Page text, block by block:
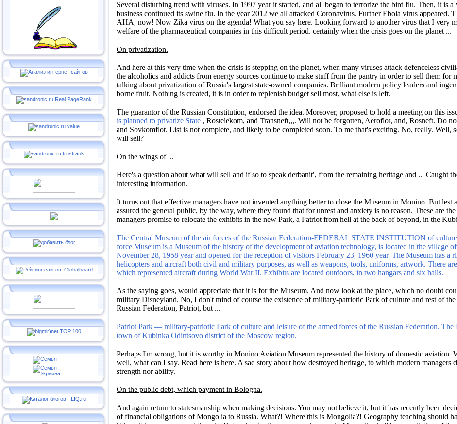
Several disturbing trend with viruses. In 1997 year it started, and all began to terrorize the bird flu. Then, it is a
business continued its swine flu. In the year 2012 we all attacked Coronavirus. Further Ebola virus appeared.
AHA, now! Now Zika virus on the agenda! What you say here. Looking forward to another virus that I very
welfare of the pharmaceutical companies in this difficult period, certainly when the crisis goes on the planet ...
On privatization.
And here at this very time when the crisis is stepping on the planet, when many viruses attack defenceless
the alcoholics and addicts from energy sources continue to make stuff from the pantry in order to sell them for
talking about privatization of Russia's largest state-owned companies. Brilliant modern policy leaders and
borne fruit. Nothing is created, it is in order to replenish budget sell most, what else is left.
The guarantor of the Russian Constitution, endorsed the idea. Moreover, proposed to hold a meeting on this
is planned to privatize State , Rostelekom, and Transneft,,,. Will not be forgotten, Aeroflot, and, Rosneft. Do
and Sovkomflot. List is not complete, and likely to be completed soon. To me that's exciting. No, really. Well,
will sell?
On the wings of ...
Here's a question about what will sell and if so to speak derbanit′, from the remaining heritage and ... Caught
interesting information.
It turns out that effective managers have not invented anything better to close the Museum in Monino. But lest
assured the general public, by the way, where they found that for unrest and anxiety is no reason. These are
managers promise to relocate the exhibits in the new Park, a Patriot from hell at the back of beyond, in the
The Central Museum of the air forces of the Russian Federation-FEDERAL STATE INSTITUTION of
force Museum is a Museum of the history of the development of aviation technology, is located in the village
November 28, 1958 year and opened for the reception of visitors February 23, 1960 year. The Museum has a
helicopters and aircraft both civil and military purposes, as well as weapons, tools, uniforms, artwork. There
which represented aircraft during World War II. Exhibits are located outdoors, in two hangars and six halls.
As the saying goes, would appreciate that it is for the Museum. And now look at the place, which no doubt
military Disneyland. No, I don't mind of course the existence of military-patriotic Park of culture and rest of
Russian Federation, Patriot, but ...
Patriot Park — military-patriotic Park of culture and leisure of the armed forces of the Russian Federation. The
town of Kubinka Odintsovo district of the Moscow region.
Perhaps I'm wrong, but it is worthy in Monino Aviation Museum represented the history of domestic aviation.
well, what can I say. Read here is here. A sad story about how destroyed heritage, to which modern managers
strength nor ability.
On the public debt, which payment in Bologna.
And again return to statesmanship when making decisions. You may not believe it, but it has recently been
of financial obligations of Mongolia to Russia. What?! Where this is Mongolia?! Geography teaching should